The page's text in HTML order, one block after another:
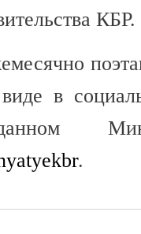
КБР.
в
.